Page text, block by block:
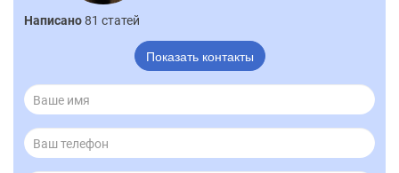
Написано81 статей
Показать контакты